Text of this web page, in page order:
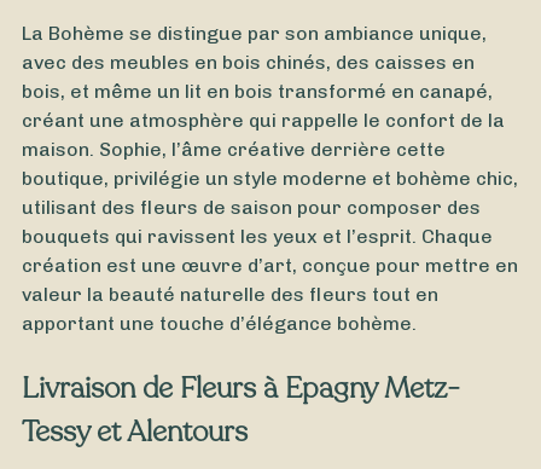
La Bohème se distingue par son ambiance unique,
avec des meubles en bois chinés, des caisses en
bois, et même un lit en bois transformé en canapé,
créant une atmosphère qui rappelle le confort de la
maison. Sophie, l’âme créative derrière cette
boutique, privilégie un style moderne et bohème chic,
utilisant des fleurs de saison pour composer des
bouquets qui ravissent les yeux et l’esprit. Chaque
création est une œuvre d’art, conçue pour mettre en
valeur la beauté naturelle des fleurs tout en
apportant une touche d’élégance bohème.
Livraison de Fleurs à Epagny Metz-
Tessy et Alentours